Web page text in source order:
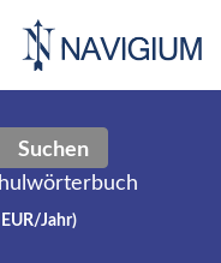
Suchen
Jahr)